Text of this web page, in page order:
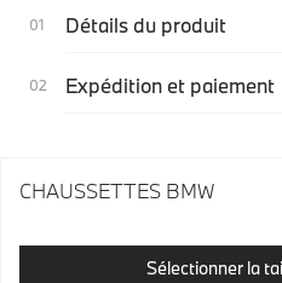
Détails du produit
Expédition et paiement
CHAUSSETTES BMW
Sélectionner la